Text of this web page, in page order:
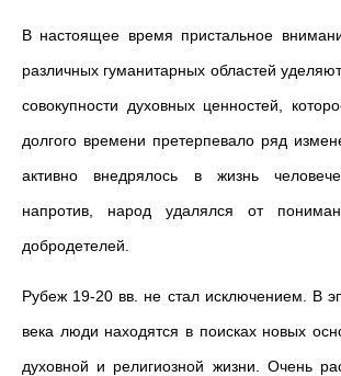
В настоящее время пристальное
различных гуманитарных областей
совокупности духовных ценностей,
долгого времени претерпевало ряд
активно внедрялось в жизнь
напротив, народ удалялся от
добродетелей.
Рубеж 19-20 вв. не стал исключением. В
века люди находятся в поисках новых
духовной и религиозной жизни. Очень